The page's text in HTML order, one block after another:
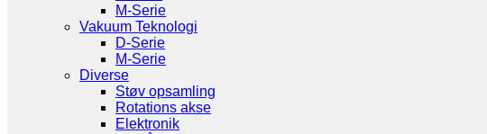
M-Serie
Vakuum Teknologi
D-Serie
M-Serie
Diverse
Støv opsamling
Rotations akse
Elektronik